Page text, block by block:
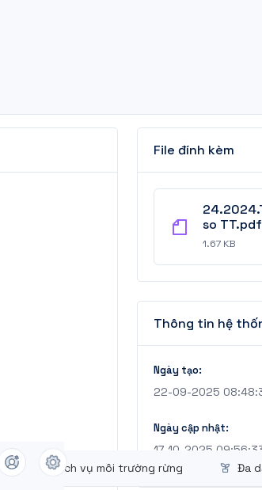
Dịch vụ môi trường rừng Đa
File đính kèm
so TT.pdf
1.67 KB
Thông tin hệ
Ngày tạo:
22-09-2025
Ngày cập nhật:
17-10-2025